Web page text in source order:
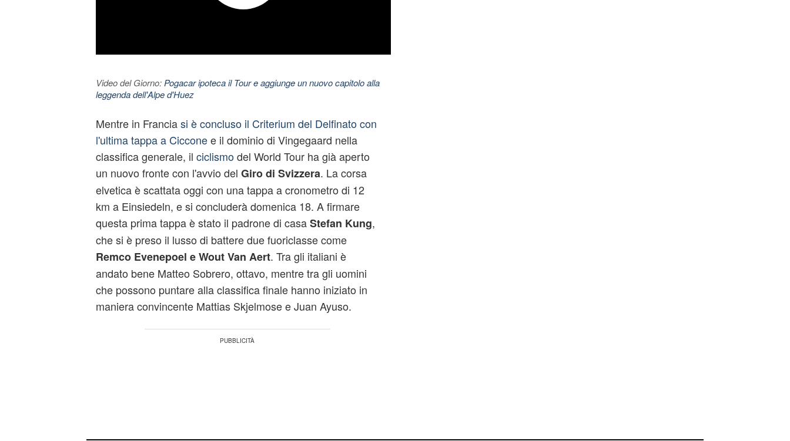
Video del Giorno: Pogacar ipoteca il Tour e aggiunge un nuovo capitolo alla
leggenda dell'Alpe d'Huez
Mentre in Franciasi è concluso il Criterium del Delfinato con
l'ultima tappa a Cicconee il dominio di Vingegaard nella
classifica generale, il ciclismodel World Tour ha già aperto
un nuovo fronte con l'avvio del Giro di Svizzera. La corsa
elvetica è scattata oggi con una tappa a cronometro di 12
km a Einsiedeln, e si concluderà domenica 18. A firmare
questa prima tappa è stato il padrone di casaStefan Kung,
che si è preso il lusso di battere due fuoriclasse come
Remco Evenepoel e Wout Van Aert. Tra gli italiani è
andato bene Matteo Sobrero, ottavo, mentre tra gli uomini
che possono puntare alla classifica finale hanno iniziato in
maniera convincente Mattias Skjelmose e Juan Ayuso.